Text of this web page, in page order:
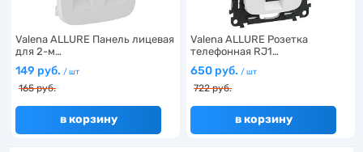
Valena ALLURE Панель лицевая
для 2-м…
149 руб. / шт
165 руб.
в корзину
Valena ALLURE Розетка
телефонная RJ1…
650 руб. / шт
722 руб.
в корзину